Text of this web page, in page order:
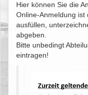
Hier können Sie die
Online-Anmeldung ist
ausfüllen,
abgeben.
Bitte unbedingt
eintragen!